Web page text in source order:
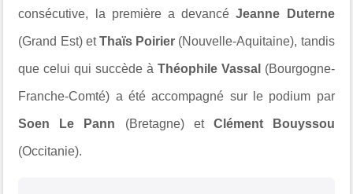
consécutive, la première a devancéJeanne Duterne
(Grand Est) etThaïs Poirier (Nouvelle-Aquitaine), tandis
que celui qui succède à Théophile Vassal (Bourgogne-
Franche-Comté) a été accompagné sur le podium par
Soen Le Pann (Bretagne) et Clément Bouyssou
(Occitanie).